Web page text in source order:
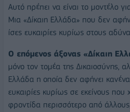
Αυτό πρέπει να είναι το μοντέλο
Μια «Δίκαιη Ελλάδα» που δεν
ίσες ευκαιρίες κυρίως στους
Ο επόμενος άξονας «Δίκαιη
μόνο τον τομέα της Δικαιοσύνης,
Ελλάδα η οποία δεν αφήνει
ευκαιρίες κυρίως σε εκείνους που
φροντίδα περισσότερο από